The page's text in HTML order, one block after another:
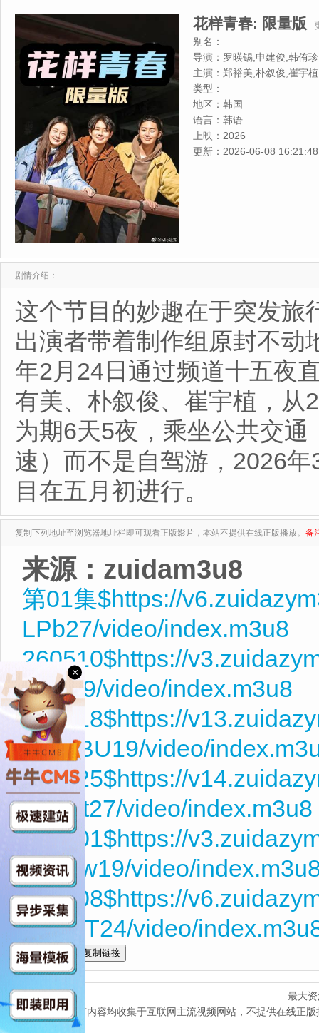
花样青春: 限量版
别名：
导演： 罗暎锡,申建俊,韩侑珍
主演： 郑裕美,朴叙俊,崔宇植
类型：
地区： 韩国
语言： 韩语
上映： 2026
更新： 2026-06-08 16:21:48
剧情介绍：
这个节目的妙趣在于突发旅
出演者带着制作组原封不动
年2月24日通过频道十五夜
有美、朴叙俊、崔宇植，从
为期6天5夜，乘坐公共交
速）而不是自驾游，2026
目在五月初进行。
复制下列地址至浏览器地址栏即可观看正版影片，本站不提供在线正版播放。 备
来源：zuidam3u8
第01集$https://
LPb27/video/index.m3u8
260510$https://
Me019/video/index.m3u8
260518$https://
V4c3BU19/video/
260525$https://
npM6t27/video/index.m3u8
260601$https://
RCXjw19/video/
260608$https://
UbU0T24/video/
全选
最大
本网站所有内容均收集于互联网主流视频网站，不提供在线正
×